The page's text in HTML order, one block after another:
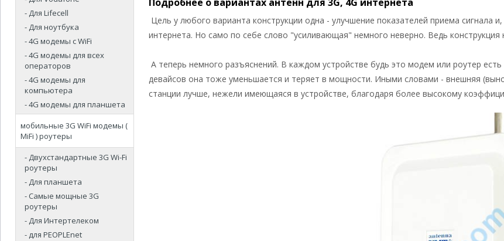
- Для Lifecell
- Для ноутбука
- 4G модемы с WiFi
- 4G модемы для всех
операторов
- 4G модемы для
компьютера
- 4G модемы для планшета
мобильные 3G WiFi модемы (
MiFi ) роутеры
- Двухстандартные 3G Wi-Fi
роутеры
- Для планшета
- Самые мощные 3G
роутеры
- Для Интертелеком
- для PEOPLEnet
Цель у любого варианта конструкции одна - улучшение показателей приема сигнала
интернета. Но само по себе слово "усиливающая" немного неверно. Ведь конструкция
А теперь немного разъяснений. В каждом устройстве будь это модем или роутер
девайсов она тоже уменьшается и теряет в мощности. Иными словами - внешняя
станции лучше, нежели имеющаяся в устройстве, благодаря более высокому